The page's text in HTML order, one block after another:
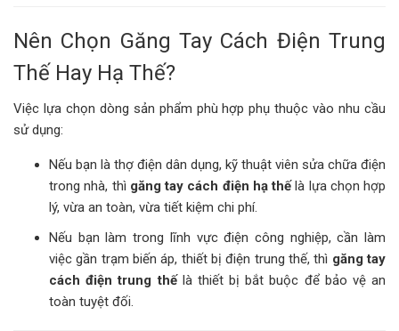
Nên Chọn Găng Tay Cách Điện Trung
Thế Hay Hạ Thế?
Việc lựa chọn dòng sản phẩm phù hợp phụ thuộc vào nhu cầu
sử dụng:
Nếu bạn là thợ điện dân dụng, kỹ thuật viên sửa chữa điện
trong nhà, thì găng tay cách điện hạ thếlà lựa chọn hợp
lý, vừa an toàn, vừa tiết kiệm chi phí.
Nếu bạn làm trong lĩnh vực điện công nghiệp, cần làm
việc gần trạm biến áp, thiết bị điện trung thế, thì găng tay
cách điện trung thếlà thiết bị bắt buộc để bảo vệ an
toàn tuyệt đối.